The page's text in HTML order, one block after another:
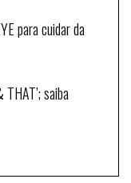
para cuidar da
saiba